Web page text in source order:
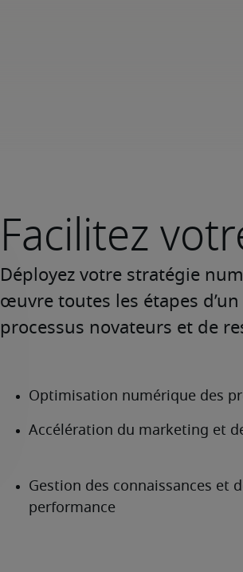
Facilitez
Déployez votre stratégie
œuvre toutes les étapes
processus novateurs et de